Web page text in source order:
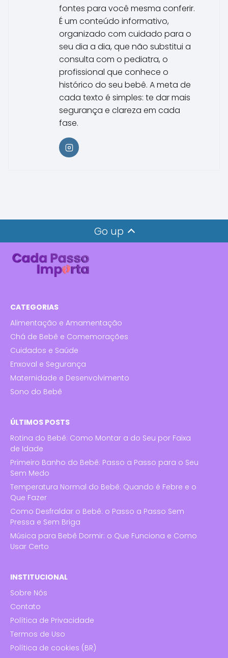
fontes para você mesma conferir.
É um conteúdo informativo,
organizado com cuidado para o
seu dia a dia, que não substitui a
consulta com o pediatra, o
profissional que conhece o
histórico do seu bebê. A meta de
cada texto é simples: te dar mais
segurança e clareza em cada
fase.
Go up
CATEGORIAS
Alimentação e Amamentação
Chá de Bebê e Comemorações
Cuidados e Saúde
Enxoval e Segurança
Maternidade e Desenvolvimento
Sono do Bebê
ÚLTIMOS POSTS
Rotina do Bebê: Como Montar a do Seu por Faixa
de Idade
Primeiro Banho do Bebê: Passo a Passo para o Seu
Sem Medo
Temperatura Normal do Bebê: Quando é Febre e o
Que Fazer
Como Desfraldar o Bebê: o Passo a Passo Sem
Pressa e Sem Briga
Música para Bebê Dormir: o Que Funciona e Como
Usar Certo
INSTITUCIONAL
Sobre Nós
Contato
Política de Privacidade
Termos de Uso
Política de cookies (BR)